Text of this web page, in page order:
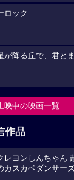
ロック
が降る丘で、君と
映中の映画一覧
作品
レヨンしんちゃん
カスカベダンサーズ